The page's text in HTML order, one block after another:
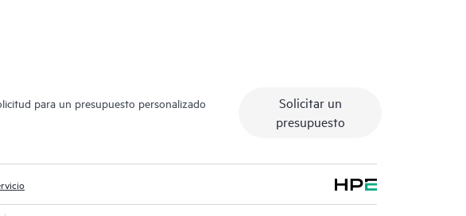
para un presupuesto personalizado
Solicitar un
presupuesto